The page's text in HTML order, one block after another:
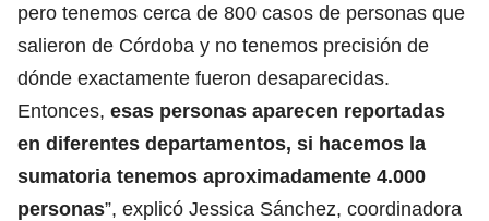
pero tenemos cerca de 800 casos de personas que
salieron de Córdoba y no tenemos precisión de
dónde exactamente fueron desaparecidas.
Entonces, esas personas aparecen reportadas
en diferentes departamentos, si hacemos la
sumatoria tenemos aproximadamente 4.000
personas”, explicó Jessica Sánchez, coordinadora